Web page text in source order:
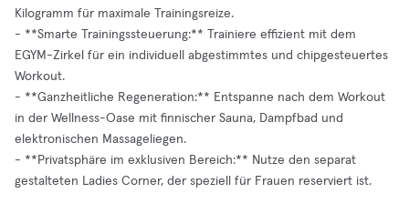
Kilogramm für maximale Trainingsreize.
- **Smarte Trainingssteuerung:** Trainiere effizient mit dem
EGYM-Zirkel für ein individuell abgestimmtes und chipgesteuertes
Workout.
- **Ganzheitliche Regeneration:** Entspanne nach dem Workout
in der Wellness-Oase mit finnischer Sauna, Dampfbad und
elektronischen Massageliegen.
- **Privatsphäre im exklusiven Bereich:** Nutze den separat
gestalteten Ladies Corner, der speziell für Frauen reserviert ist.